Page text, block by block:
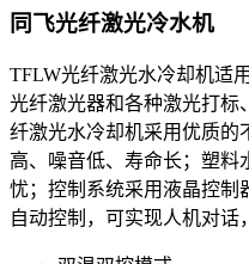
同飞光纤激光冷水机
TFLW光纤激光水冷却机适
光纤激光器和各种激光打标
纤激光水冷却机采用优质的
高、噪音低、寿命长；塑料
忧；控制系统采用液晶控制
自动控制，可实现人机对话